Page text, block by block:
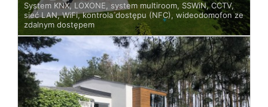
System KNX, LOXONE, system multiroom, SSWiN, CCTV,
sieć LAN, WiFi, kontrola dostępu (NFC), wideodomofon ze
zdalnym dostępem